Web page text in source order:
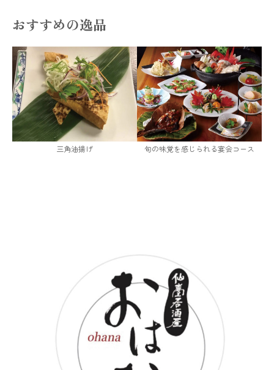
おすすめの逸品
三角油揚げ 旬の味覚を感じられる宴会コース